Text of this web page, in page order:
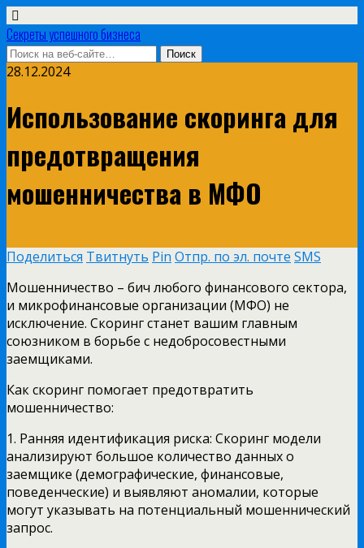
Секреты успешного бизнеса
28.12.2024
Использование скоринга для
предотвращения
мошенничества в МФО
Поделиться Твитнуть Pin Отпр. по эл. почте SMS
Мошенничество – бич любого финансового сектора,
и микрофинансовые организации (МФО) не
исключение. Скоринг станет вашим главным
союзником в борьбе с недобросовестными
заемщиками.
Как скоринг помогает предотвратить
мошенничество:
1. Ранняя идентификация риска: Скоринг модели
анализируют большое количество данных о
заемщике (демографические, финансовые,
поведенческие) и выявляют аномалии, которые
могут указывать на потенциальный мошеннический
запрос.